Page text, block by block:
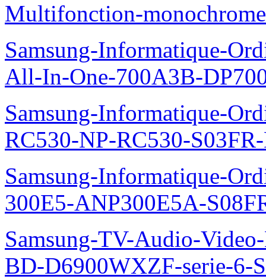
Multifonction-
Samsung-Informatique-
All-In-One-700A3B-
Samsung-Informatique-
RC530-NP-RC530-
Samsung-Informatique-
300E5-ANP300E5A-
Samsung-TV-Audio-
BD-D6900WXZF-serie-6-